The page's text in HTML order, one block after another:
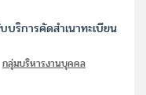
ริการคัดสำเนาทะเบียน
กลุ่มบริหารงานบุคคล